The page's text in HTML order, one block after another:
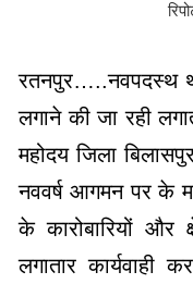
रतनपुर…..नवपदस्थ
लगाने की जा रही
महोदय जिला
नववर्ष आगमन पर के
के कारोबारियों और
लगातार कार्यवाही